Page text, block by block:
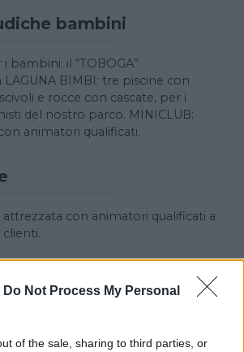
Do Not Process My Personal
of the sale, sharing to third parties, or
bambini
bambini: il “TOBOGA”
LAGUNA BIMBI: tre piscine con
e rocce con cascate, per i
del nostro parco. MINICLUB:
animatori qualificati.
attrezzata con animatori qualificati a
clienti.